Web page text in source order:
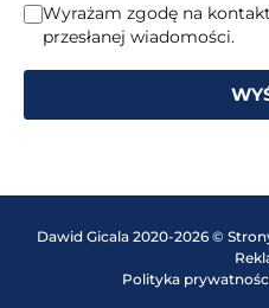
Wyrażam zgodę na
przesłanej wiadomości.
Dawid Gicala 2020-2026 ©
Polityka